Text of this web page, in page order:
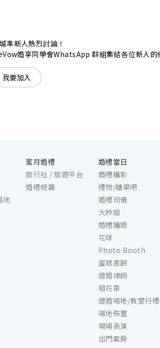
風
性及預
客永誌
準新人熱烈討論！
婚享同學會WhatsApp 群組集結各位新人
我要加入
地
蜜月婚禮
旅行社 / 旅遊平台
婚禮統籌
婚禮當日
婚禮攝影
禮物/糖果吧
婚禮司儀
大妗姐
婚禮攝錄
花球
Photo Booth
蛋糕喜餅
證婚律師
租花車
證婚場地/教堂行禮
場地佈置
現場表演
出門套房